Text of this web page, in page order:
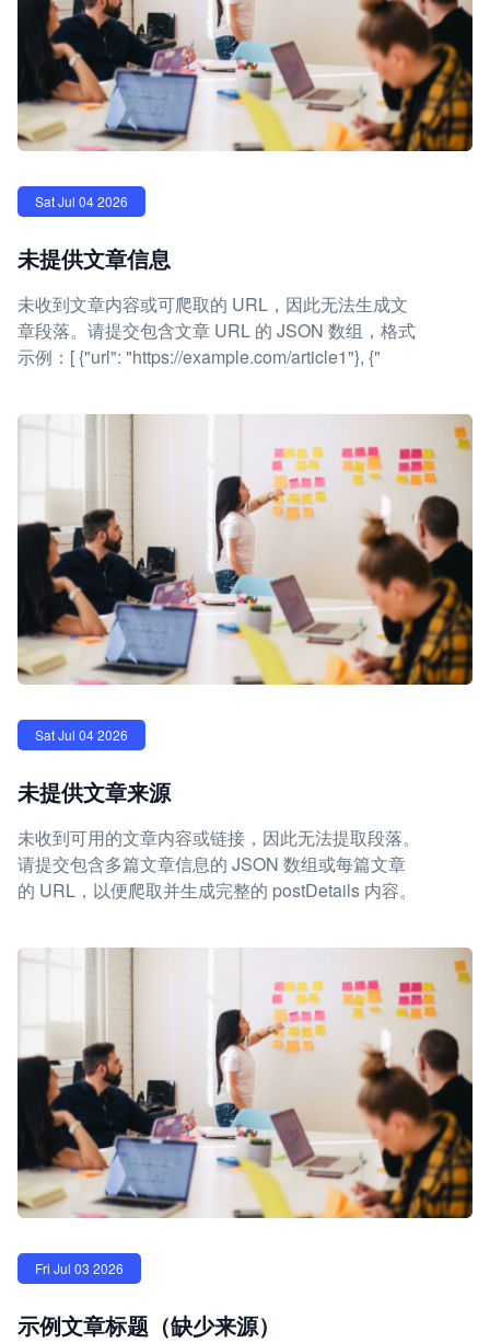
Sat Jul 04 2026
未提供文章信息
未收到文章内容或可爬取的 URL，因此无法生成文
章段落。请提交包含文章 URL 的 JSON 数组，格式
示例：[ {"url": "https://example.com/article1"}, {"
Sat Jul 04 2026
未提供文章来源
未收到可用的文章内容或链接，因此无法提取段落。
请提交包含多篇文章信息的 JSON 数组或每篇文章
的 URL，以便爬取并生成完整的 postDetails 内容。
Fri Jul 03 2026
示例文章标题（缺少来源）